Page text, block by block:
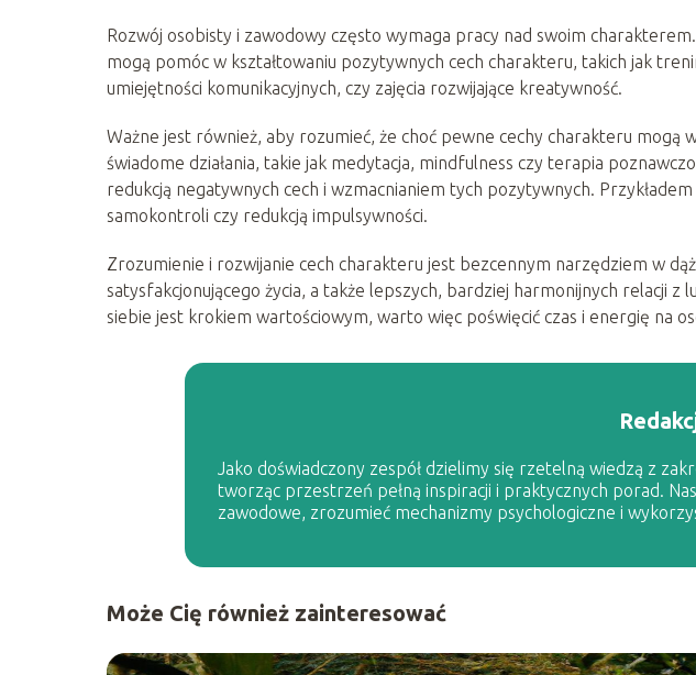
Rozwój osobisty i zawodowy często wymaga pracy nad swoim
mogą pomóc w kształtowaniu pozytywnych cech charakteru, takich jak
umiejętności komunikacyjnych, czy zajęcia rozwijające kreatywność.
Ważne jest również, aby rozumieć, że choć pewne cechy charakteru mogą
świadome działania, takie jak medytacja, mindfulness czy terapia
redukcją negatywnych cech i wzmacnianiem tych pozytywnych.
samokontroli czy redukcją impulsywności.
Zrozumienie i rozwijanie cech charakteru jest bezcennym narzędziem w
satysfakcjonującego życia, a także lepszych, bardziej harmonijnych relacji z
siebie jest krokiem wartościowym, warto więc poświęcić czas i energię na
Jako doświadczony zespół dzielimy się rzetelną wiedzą z
tworząc przestrzeń pełną inspiracji i praktycznych porad.
zawodowe, zrozumieć mechanizmy psychologiczne i
Może Cię również zainteresować